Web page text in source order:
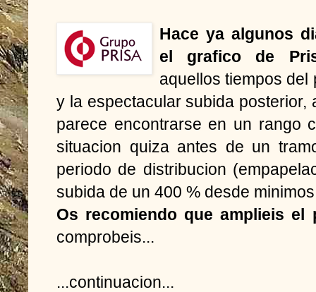
Hace ya algunos
el grafico de
aquellos tiempos
y la espectacular subida posterior,
parece encontrarse en un rango
situacion quiza antes de un
periodo de distribucion
subida de un 400 % desde
Os recomiendo que amplieis
comprobeis...
...continuacion...